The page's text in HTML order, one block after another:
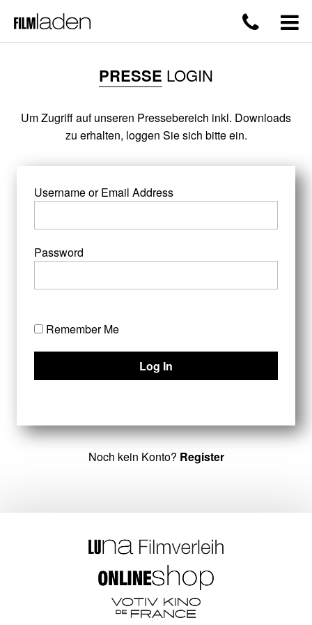
PRESSE LOGIN
Um Zugriff auf unseren Pressebereich inkl. Downloads
zu erhalten, loggen Sie sich bitte ein.
Username or Email Address
Password
Remember Me
Noch kein Konto? Register